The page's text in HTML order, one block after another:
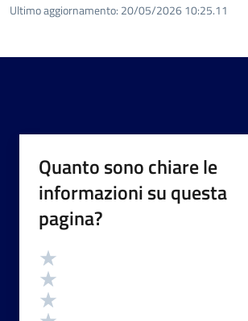
Ultimo aggiornamento: 20/05/2026 10:25.11
Quanto sono chiare le
informazioni su questa
pagina?
Valutazione